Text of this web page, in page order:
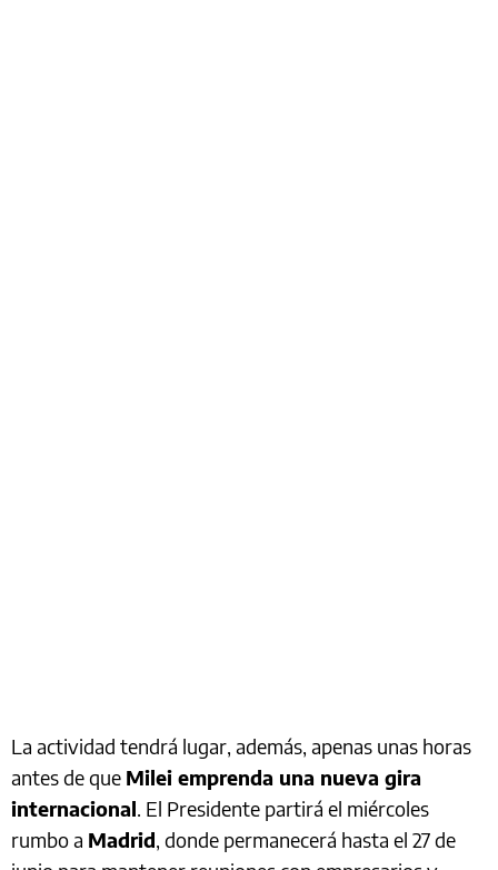
La actividad tendrá lugar, además, apenas unas horas
antes de que Milei emprenda una nueva gira
internacional. El Presidente partirá el miércoles
rumbo a Madrid, donde permanecerá hasta el 27 de